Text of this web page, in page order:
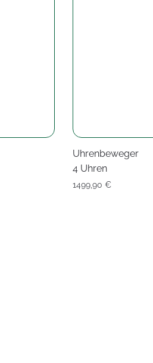
Uhrenbeweger
4 Uhren
1499,90 €